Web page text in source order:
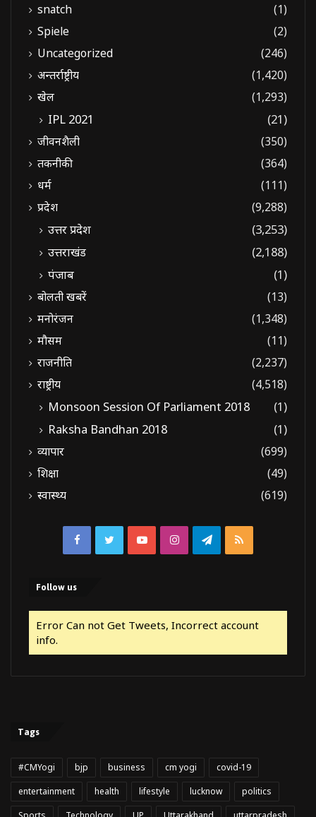
snatch
(1)
Spiele
(2)
Uncategorized
(246)
अन्तर्राष्ट्रीय
(1,420)
खेल
(1,293)
IPL 2021 (21)
जीवनशैली
(350)
तकनीकी
(364)
धर्म
(111)
प्रदेश
(9,288)
उत्तर प्रदेश
(3,253)
उत्तराखंड
(2,188)
पंजाब
(1)
बोलती खबरें
(13)
मनोरंजन
(1,348)
मौसम
(11)
राजनीति
(2,237)
राष्ट्रीय
(4,518)
Monsoon Session Of Parliament 2018
(1)
Raksha Bandhan 2018
(1)
व्यापार
(699)
शिक्षा
(49)
स्वास्थ्य
(619)
FacebookTwitterYouTubeInstagramTelegram
RSS
Follow us
Error Can not Get Tweets, Incorrect account
info.
Tags
#CMYogi bjp business cm yogi
covid-19
entertainment
health lifestyle lucknow
politics